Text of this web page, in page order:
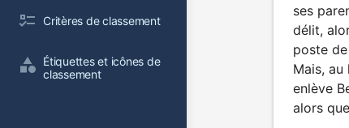
Critères de classement
Étiquettes et icônes de
classement
ses
délit,
poste
Mais,
enlève
alors